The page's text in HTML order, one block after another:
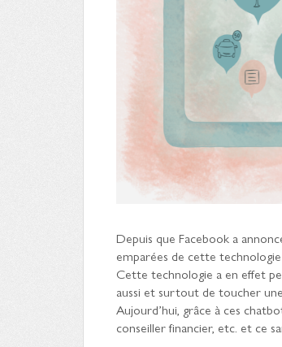
Depuis que Facebook a
emparées de cette
Cette technologie a en effet
aussi et surtout de toucher
Aujourd’hui, grâce à ces
conseiller financier, etc. et ce